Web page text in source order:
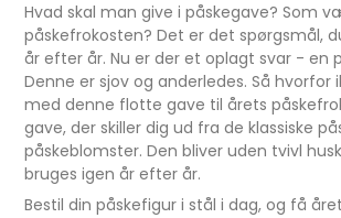
Hvad skal man give i påskegave? Som
påskefrokosten? Det er det spørgsmål,
år efter år. Nu er der et oplagt svar - en
Denne er sjov og anderledes. Så hvorfor
med denne flotte gave til årets
gave, der skiller dig ud fra de klassiske
påskeblomster. Den bliver uden tvivl
bruges igen år efter år.
Bestil din påskefigur i stål i dag, og få